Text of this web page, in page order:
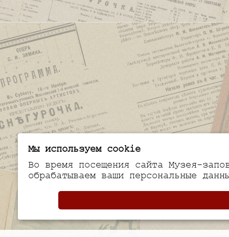
Мы используем cookie
Во время посещения сайта Музея-
обрабатываем ваши персональные